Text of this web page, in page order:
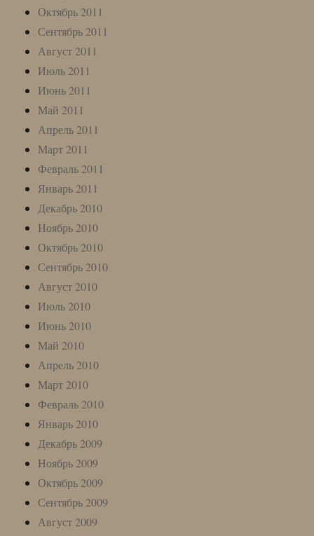
Октябрь 2011
Сентябрь 2011
Август 2011
Июль 2011
Июнь 2011
Май 2011
Апрель 2011
Март 2011
Февраль 2011
Январь 2011
Декабрь 2010
Ноябрь 2010
Октябрь 2010
Сентябрь 2010
Август 2010
Июль 2010
Июнь 2010
Май 2010
Апрель 2010
Март 2010
Февраль 2010
Январь 2010
Декабрь 2009
Ноябрь 2009
Октябрь 2009
Сентябрь 2009
Август 2009